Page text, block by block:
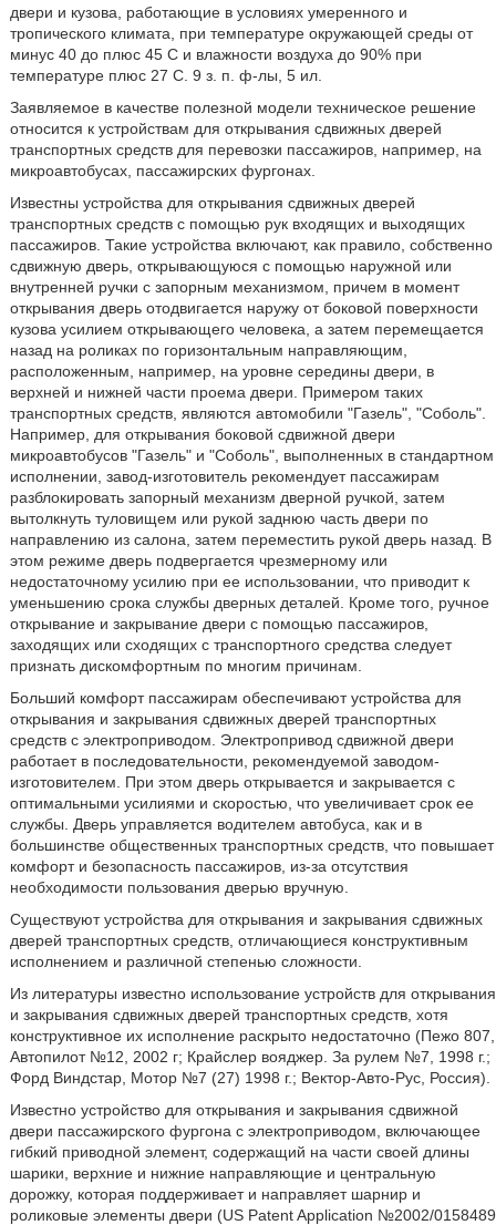
двери и кузова, работающие в условиях умеренного и
тропического климата, при температуре окружающей среды от
минус 40 до плюс 45 С и влажности воздуха до 90% при
температуре плюс 27 С. 9 з. п. ф-лы, 5 ил.
Заявляемое в качестве полезной модели техническое решение
относится к устройствам для открывания сдвижных дверей
транспортных средств для перевозки пассажиров, например, на
микроавтобусах, пассажирских фургонах.
Известны устройства для открывания сдвижных дверей
транспортных средств с помощью рук входящих и выходящих
пассажиров. Такие устройства включают, как правило, собственно
сдвижную дверь, открывающуюся с помощью наружной или
внутренней ручки с запорным механизмом, причем в момент
открывания дверь отодвигается наружу от боковой поверхности
кузова усилием открывающего человека, а затем перемещается
назад на роликах по горизонтальным направляющим,
расположенным, например, на уровне середины двери, в
верхней и нижней части проема двери. Примером таких
транспортных средств, являются автомобили "Газель", "Соболь".
Например, для открывания боковой сдвижной двери
микроавтобусов "Газель" и "Соболь", выполненных в стандартном
исполнении, завод-изготовитель рекомендует пассажирам
разблокировать запорный механизм дверной ручкой, затем
вытолкнуть туловищем или рукой заднюю часть двери по
направлению из салона, затем переместить рукой дверь назад. В
этом режиме дверь подвергается чрезмерному или
недостаточному усилию при ее использовании, что приводит к
уменьшению срока службы дверных деталей. Кроме того, ручное
открывание и закрывание двери с помощью пассажиров,
заходящих или сходящих с транспортного средства следует
признать дискомфортным по многим причинам.
Больший комфорт пассажирам обеспечивают устройства для
открывания и закрывания сдвижных дверей транспортных
средств с электроприводом. Электропривод сдвижной двери
работает в последовательности, рекомендуемой заводом-
изготовителем. При этом дверь открывается и закрывается с
оптимальными усилиями и скоростью, что увеличивает срок ее
службы. Дверь управляется водителем автобуса, как и в
большинстве общественных транспортных средств, что повышает
комфорт и безопасность пассажиров, из-за отсутствия
необходимости пользования дверью вручную.
Существуют устройства для открывания и закрывания сдвижных
дверей транспортных средств, отличающиеся конструктивным
исполнением и различной степенью сложности.
Из литературы известно использование устройств для открывания
и закрывания сдвижных дверей транспортных средств, хотя
конструктивное их исполнение раскрыто недостаточно (Пежо 807,
Автопилот №12, 2002 г; Крайслер вояджер. За рулем №7, 1998 г.;
Форд Виндстар, Мотор №7 (27) 1998 г.; Вектор-Авто-Рус, Россия).
Известно устройство для открывания и закрывания сдвижной
двери пассажирского фургона с электроприводом, включающее
гибкий приводной элемент, содержащий на части своей длины
шарики, верхние и нижние направляющие и центральную
дорожку, которая поддерживает и направляет шарнир и
роликовые элементы двери (US Patent Application №2002/0158489